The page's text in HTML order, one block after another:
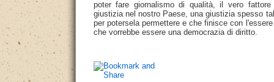
poter fare giornalismo di qualità, il vero
giustizia nel nostro Paese, una giustizia spesso
per potersela permettere e che finisce con
che vorrebbe essere una democrazia di diritto.